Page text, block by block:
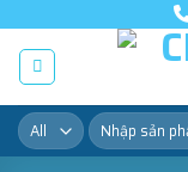
content
Tìm
kiếm: